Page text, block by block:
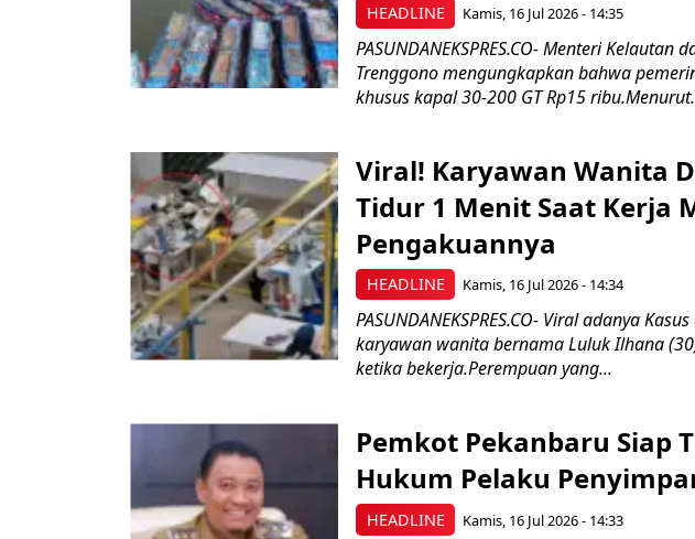
HEADLINE Kamis, 16 Jul 2026 - 14:35
PASUNDANEKSPRES.CO- Menteri Kelautan
Trenggono mengungkapkan bahwa
khusus kapal 30-200 GT Rp15
HEADLINE
Viral! Karyawan Wanita
Tidur 1 Menit Saat Kerja
Pengakuannya
Kamis, 16 Jul 2026 - 14:34
PASUNDANEKSPRES.CO- Viral adanya
karyawan wanita bernama Luluk Ilhana
ketika bekerja.Perempuan yang...
HEADLINE
Pemkot Pekanbaru Siap
Hukum Pelaku
Kamis, 16 Jul 2026 - 14:33